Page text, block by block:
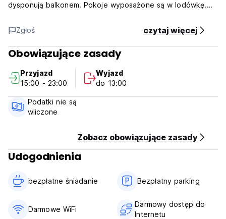
dysponują balkonem. Pokoje wyposażone są w lodówkę.
Codziennie rano serwowane jest śniadanie amerykańskie.
Odległość od najbliższego lotniska, międzynarodowego
lotniska José María Córdova, wynosi 41 km.
Zgłoś czytaj więcej
Obowiązujące zasady
Przyjazd
15:00 - 23:00
Wyjazd
do 13:00
Podatki nie są
wliczone
Zobacz obowiązujące zasady
Udogodnienia
bezpłatne śniadanie‎ Bezpłatny parking
Darmowe WiFi
Darmowy dostęp do
Internetu